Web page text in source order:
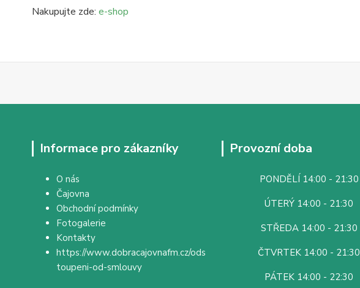
Nakupujte zde: e-shop
Informace pro zákazníky
O nás
Čajovna
Obchodní podmínky
Fotogalerie
Kontakty
https://www.dobracajovnafm.cz/ods
toupeni-od-smlouvy
Provozní doba
PONDĚLÍ 14:00 - 21:30
ÚTERÝ 14:00 - 21:30
STŘEDA 14:00 - 21:30
ČTVRTEK 14:00 - 21:30
PÁTEK 14:00 - 22:30